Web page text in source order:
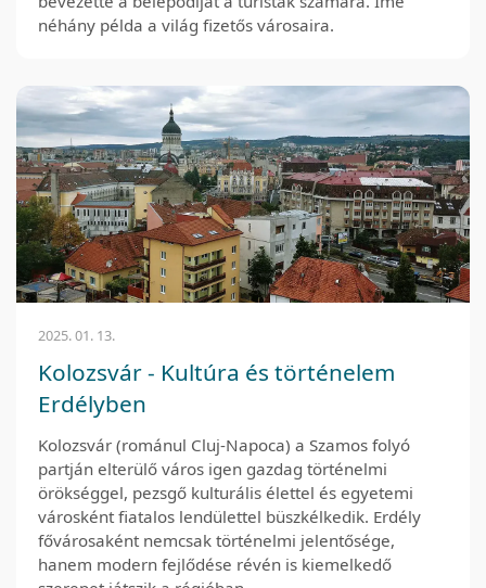
néhány példa a világ fizetős városaira.
2025. 01. 13.
Kolozsvár - Kultúra és történelem
Erdélyben
Kolozsvár (románul Cluj-Napoca) a Szamos folyó
partján elterülő város igen gazdag történelmi
örökséggel, pezsgő kulturális élettel és egyetemi
városként fiatalos lendülettel büszkélkedik. Erdély
fővárosaként nemcsak történelmi jelentősége,
hanem modern fejlődése révén is kiemelkedő